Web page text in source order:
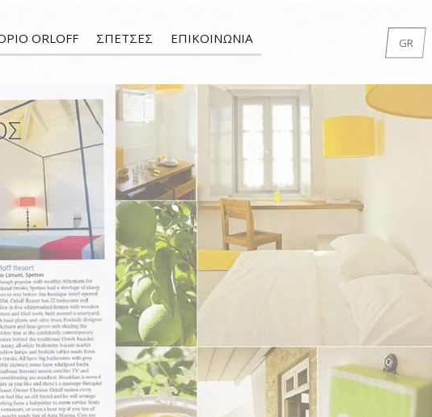
ORLOFF ΣΠΕΤΣΕΣ ΕΠΙΚΟΙΝΩΝΙΑ GR
DE